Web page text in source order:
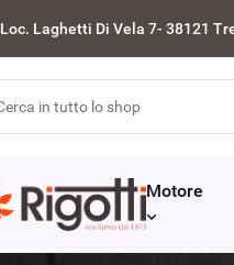
Loc. Laghetti Di Vela 7- 38121
Motore